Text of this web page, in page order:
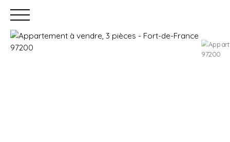
Accueil Faire gérer